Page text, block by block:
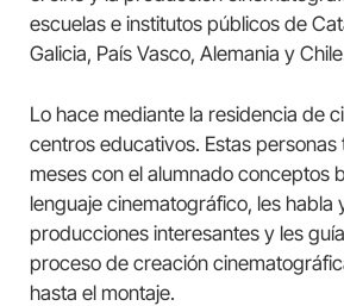
escuelas e institutos públicos de
Galicia, País Vasco, Alemania y
Lo hace mediante la residencia de
centros educativos. Estas
meses con el alumnado conceptos
lenguaje cinematográfico, les habla
producciones interesantes y les
proceso de creación
hasta el montaje.